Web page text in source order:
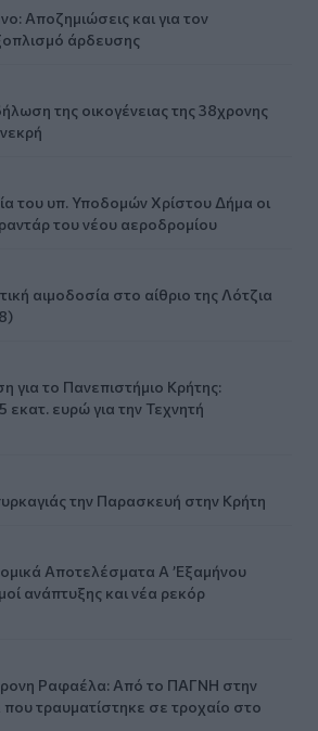
Αποζημιώσεις και για τον
άρδευσης
της οικογένειας της 38χρονης
του υπ. Υποδομών Χρίστου Δήμα οι
του νέου αεροδρομίου
αιμοδοσία στο αίθριο της Λότζια
για το Πανεπιστήμιο Κρήτης:
ευρώ για την Τεχνητή
την Παρασκευή στην Κρήτη
Αποτελέσματα A ’Εξαμήνου
ανάπτυξης και νέα ρεκόρ
Ραφαέλα: Από το ΠΑΓΝΗ στην
που τραυματίστηκε σε τροχαίο στο